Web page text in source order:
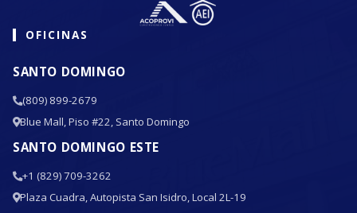
OFICINAS
SANTO DOMINGO
(809) 899-2679
Blue Mall, Piso #22, Santo Domingo
SANTO DOMINGO ESTE
+1 (829) 709-3262
Plaza Cuadra, Autopista San Isidro, Local 2L-19